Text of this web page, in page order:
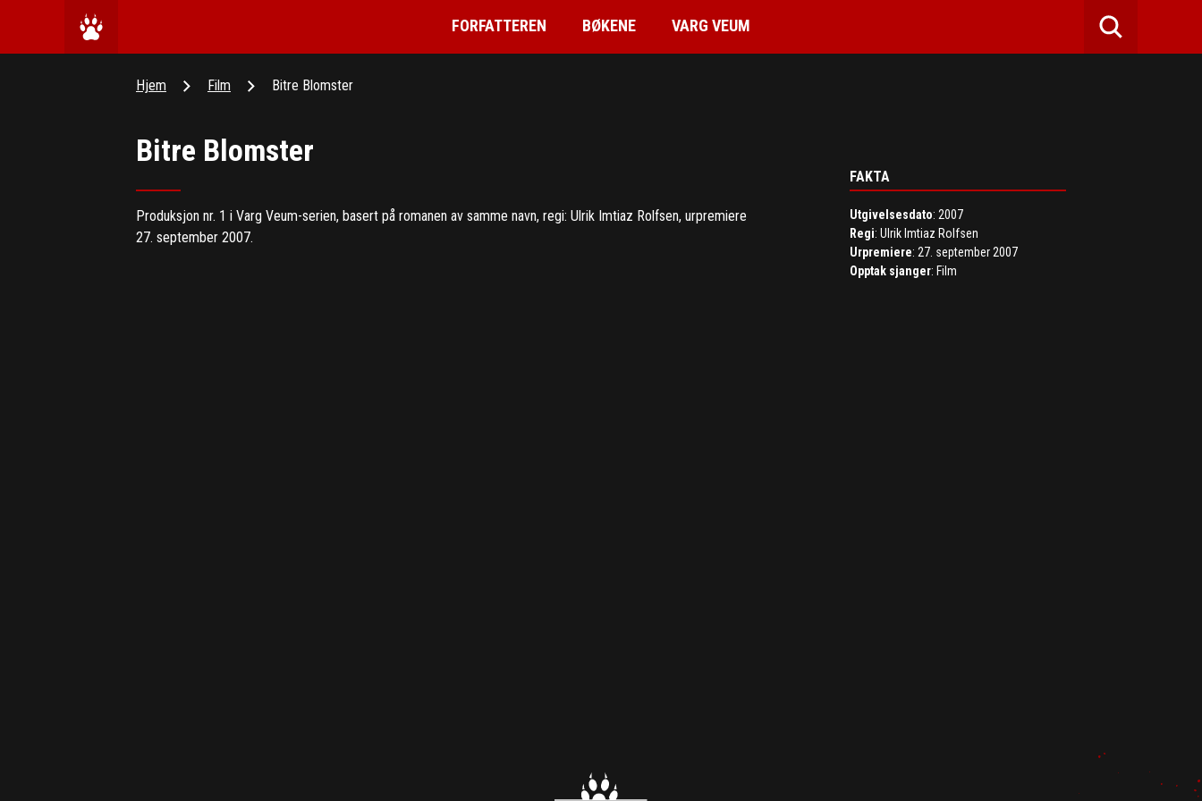
FORFATTEREN BØKENE VARG VEUM
Hjem Film Bitre Blomster
Bitre Blomster
Produksjon nr. 1 i Varg Veum-serien, basert på romanen av samme navn, regi: Ulrik Imtiaz Rolfsen, urpremiere
27. september 2007.
FAKTA
Utgivelsesdato: 2007
Regi: Ulrik Imtiaz Rolfsen
Urpremiere: 27. september 2007
Opptak sjanger: Film